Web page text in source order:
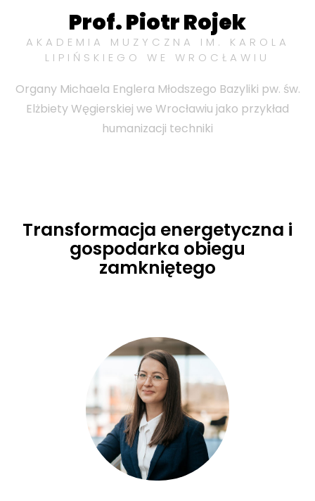
Prof. Piotr Rojek
AKADEMIA MUZYCZNA IM. KAROLA
LIPIŃSKIEGO WE WROCŁAWIU
Organy Michaela Englera Młodszego Bazyliki pw. św.
Elżbiety Węgierskiej we Wrocławiu jako przykład
humanizacji techniki
Transformacja energetyczna i
gospodarka obiegu
zamkniętego